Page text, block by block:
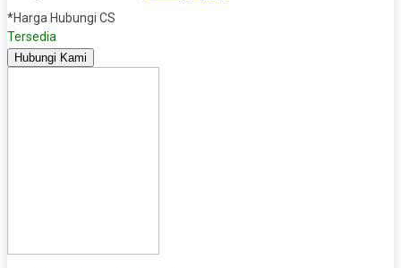
*Harga Hubungi CS
Tersedia
Hubungi Kami